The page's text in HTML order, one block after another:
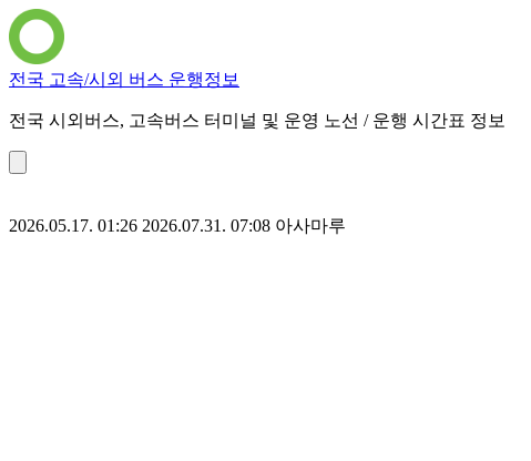
전국 고속/시외 버스 운행정보
전국 시외버스, 고속버스 터미널 및 운영 노선 / 운행 시간표 정보
2026.05.17. 01:26 2026.07.31. 07:08 아사마루